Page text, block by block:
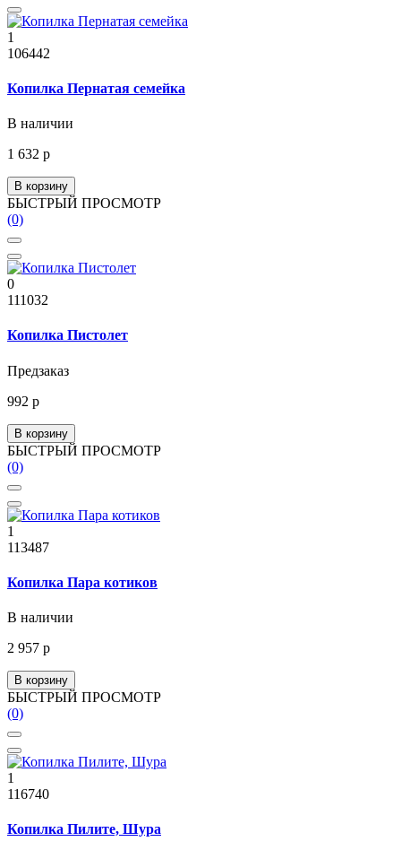
1
106442
Копилка Пернатая семейка
В наличии
1 632 р
В корзину
БЫСТРЫЙ ПРОСМОТР
(0)
0
111032
Копилка Пистолет
Предзаказ
992 р
В корзину
БЫСТРЫЙ ПРОСМОТР
(0)
1
113487
Копилка Пара котиков
В наличии
2 957 р
В корзину
БЫСТРЫЙ ПРОСМОТР
(0)
1
116740
Копилка Пилите, Шура